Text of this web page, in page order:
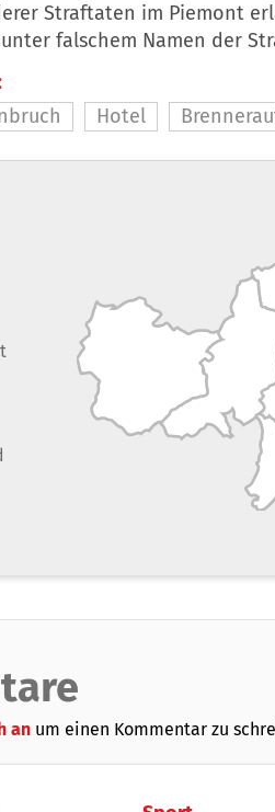
Straftaten im Piemont
falschem Namen der
Hotel
an um einen Kommentar zu